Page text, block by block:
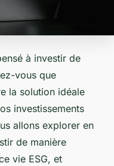
à investir de
vous que
la solution idéale
investissements
allons explorer en
de manière
vie ESG, et